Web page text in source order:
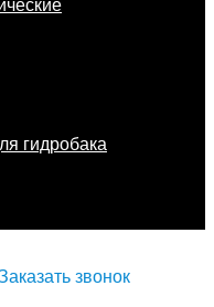
гидробака
звонок